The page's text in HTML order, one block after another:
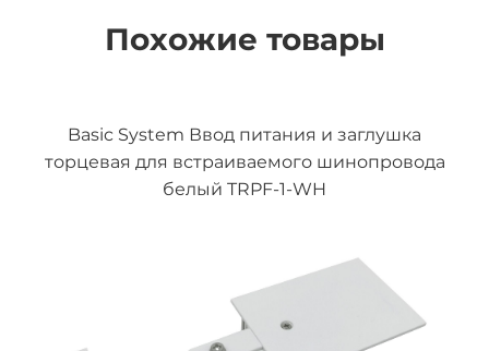
Похожие товары
Basic System Ввод питания и заглушка
торцевая для встраиваемого шинопровода
белый TRPF-1-WH